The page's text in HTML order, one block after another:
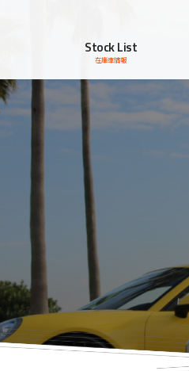
Stock List
在庫車情報